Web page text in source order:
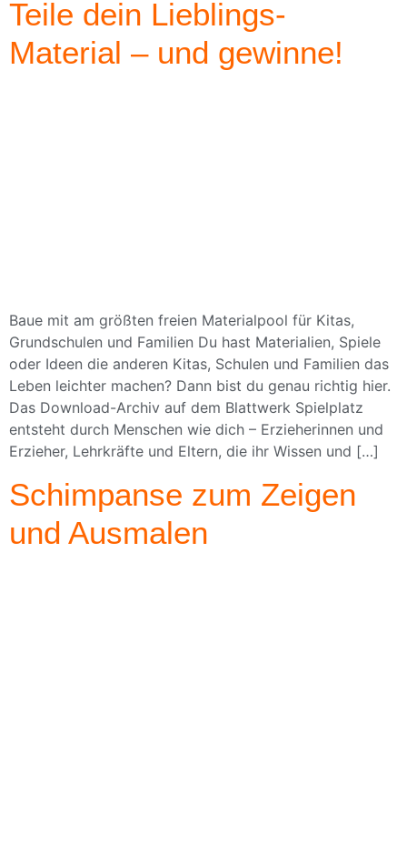
Teile dein Lieblings-
Material – und gewinne!
Baue mit am größten freien Materialpool für Kitas,
Grundschulen und Familien Du hast Materialien, Spiele
oder Ideen die anderen Kitas, Schulen und Familien das
Leben leichter machen? Dann bist du genau richtig hier.
Das Download-Archiv auf dem Blattwerk Spielplatz
entsteht durch Menschen wie dich – Erzieherinnen und
Erzieher, Lehrkräfte und Eltern, die ihr Wissen und […]
Schimpanse zum Zeigen
und Ausmalen